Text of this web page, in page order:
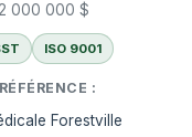
000 000 $
ISO 9001
:
Forestville